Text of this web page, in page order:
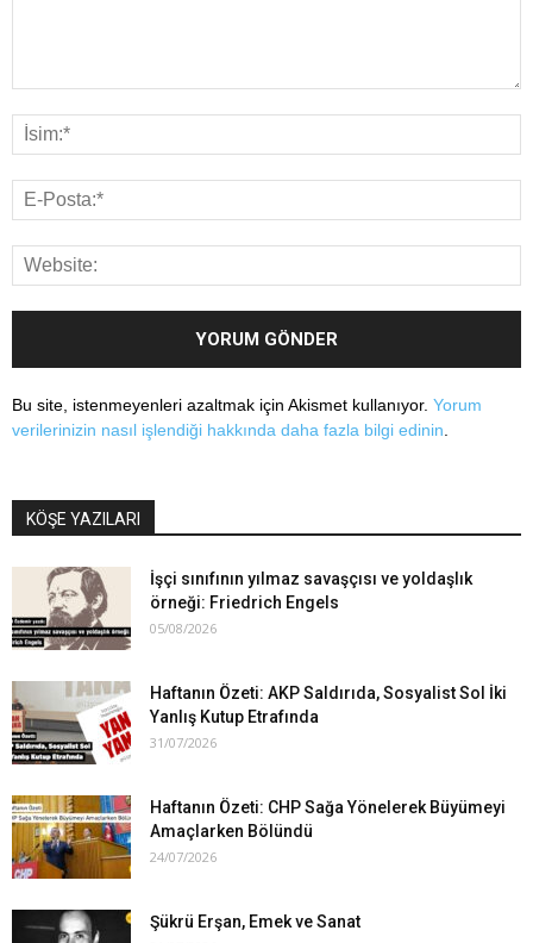
Bu site, istenmeyenleri azaltmak için Akismet kullanıyor. Yorum
verilerinizin nasıl işlendiği hakkında daha fazla bilgi edinin.
KÖŞE YAZILARI
İşçi sınıfının yılmaz savaşçısı ve yoldaşlık
örneği: Friedrich Engels
05/08/2026
Haftanın Özeti: AKP Saldırıda, Sosyalist Sol İki
Yanlış Kutup Etrafında
31/07/2026
Haftanın Özeti: CHP Sağa Yönelerek Büyümeyi
Amaçlarken Bölündü
24/07/2026
Şükrü Erşan, Emek ve Sanat